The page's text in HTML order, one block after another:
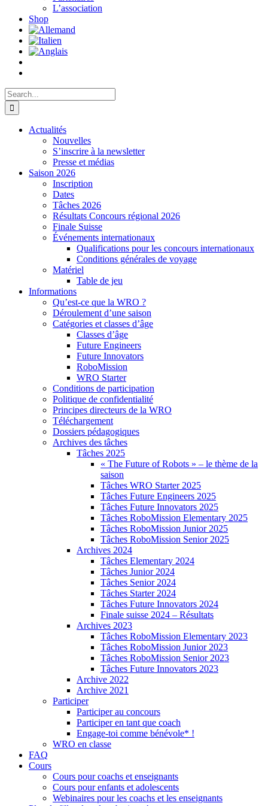
L’association
Shop
Search
for:
Actualités
Nouvelles
S’inscrire à la newsletter
Presse et médias
Saison 2026
Inscription
Dates
Tâches 2026
Résultats Concours régional 2026
Finale Suisse
Événements internationaux
Qualifications pour les concours internationaux
Conditions générales de voyage
Matériel
Table de jeu
Informations
Qu’est-ce que la WRO ?
Déroulement d’une saison
Catégories et classes d’âge
Classes d’âge
Future Engineers
Future Innovators
RoboMission
WRO Starter
Conditions de participation
Politique de confidentialité
Principes directeurs de la WRO
Téléchargement
Dossiers pédagogiques
Archives des tâches
Tâches 2025
« The Future of Robots » – le thème de la
saison
Tâches WRO Starter 2025
Tâches Future Engineers 2025
Tâches Future Innovators 2025
Tâches RoboMission Elementary 2025
Tâches RoboMission Junior 2025
Tâches RoboMission Senior 2025
Archives 2024
Tâches Elementary 2024
Tâches Junior 2024
Tâches Senior 2024
Tâches Starter 2024
Tâches Future Innovators 2024
Finale suisse 2024 – Résultats
Archives 2023
Tâches RoboMission Elementary 2023
Tâches RoboMission Junior 2023
Tâches RoboMission Senior 2023
Tâches Future Innovators 2023
Archive 2022
Archive 2021
Participer
Participer au concours
Participer en tant que coach
Engage-toi comme bénévole* !
WRO en classe
FAQ
Cours
Cours pour coachs et enseignants
Cours pour enfants et adolescents
Webinaires pour les coachs et les enseignants